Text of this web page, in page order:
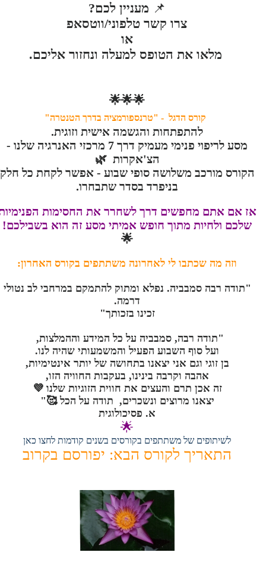
📌 מעניין לכם?
צרו קשר טלפוני/ווטסאפ
או
מלאו את הטופס למעלה ונחזור אליכם.
🌟🌟🌟
קורס הדגל - "טרנספורמציה בדרך הטנטרה"
להתפתחות והגשמה אישית וזוגית.
מסע לריפוי פנימי מעמיק דרך 7 מרכזי האנרגיה שלנו -
הצ'אקרות 🌿
הקורס מורכב משלושה סופי שבוע - אפשר לקחת כל חלק
בניפרד בסדר שתבחרו.
אז אם אתם מחפשים דרך לשחרר את החסימות
שלכם ולחיות מתוך חופש אמיתי מסע זה הוא בשבילכם!
🌟
וזה מה שכתבו לי לאחרונה משתתפים בקורס האחרון:
"תודה רבה סמבביה. נפלא ומתוק להתמקם במרחבי לב נטולי
דרמה.
זכינו בזכותך"
"תודה רבה, סמבביה על כל המידע וההמלצות,
ועל סוף השבוע הפעיל והמשמעותי שהיה לנו.
בן זוגי וגם אני יצאנו בתחושה של יותר אינטימיות,
אהבה וקרבה בינינו, בעקבות החוויה הזו,
זה אכן תרם והעצים את חווית הזוגיות שלנו 💜
יצאנו מרוצים ונשכרים, תודה על הכל 🥰"
א. פסיכולוגית
🌟
לשיתופים של משתתפים בקורסים בשנים קודמות לחצו כאן
התאריך לקורס הבא: יפורסם בקרוב